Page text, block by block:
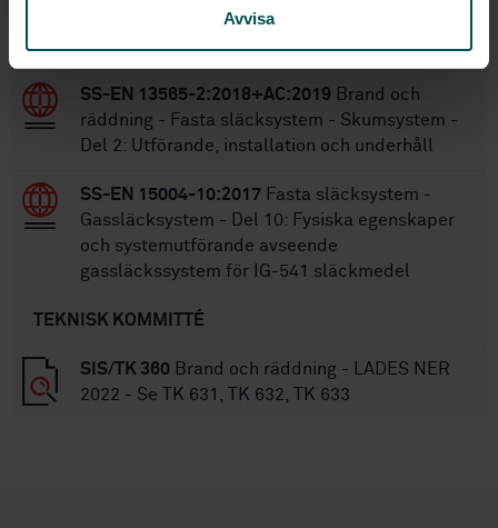
Avvisa
Handbrandsläckare - Underhåll
och omladdning
SS-EN 13565-2:2018+AC:2019 Brand och
räddning - Fasta släcksystem - Skumsystem -
Del 2: Utförande, installation och underhåll
SS-EN 15004-10:2017 Fasta släcksystem -
Gassläcksystem - Del 10: Fysiska egenskaper
och systemutförande avseende
gassläckssystem för IG-541 släckmedel
TEKNISK KOMMITTÉ
SIS/TK 360 Brand och räddning - LADES NER
2022 - Se TK 631, TK 632, TK 633